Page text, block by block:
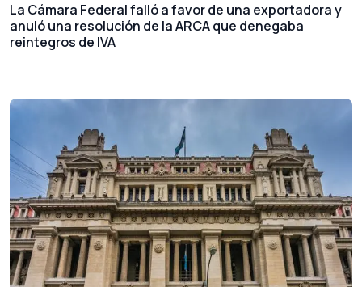
La Cámara Federal falló a favor de una exportadora y
anuló una resolución de la ARCA que denegaba
reintegros de IVA